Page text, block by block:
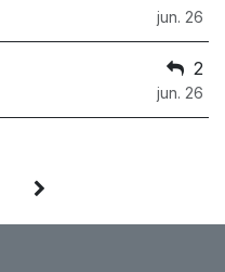
jun. 26
2
jun. 26